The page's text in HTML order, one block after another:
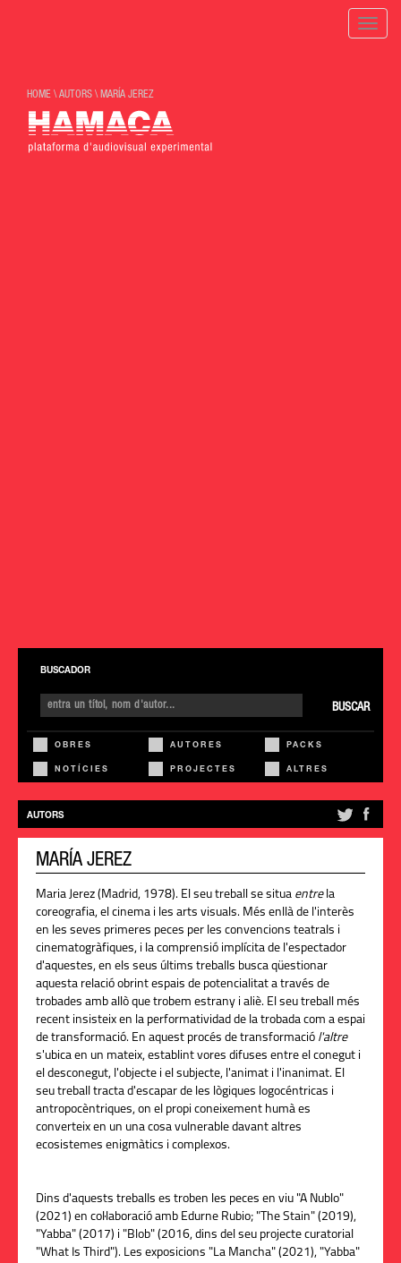
Toggle
HOME \AUTORS \ MARÍA JEREZ
BUSCADOR
BUSCAR
OBRES AUTORES PACKS
NOTÍCIES PROJECTES ALTRES
AUTORS
MARÍA JEREZ
Maria Jerez (Madrid, 1978). El seu treball se situa entrela
coreografia, el cinema i les arts visuals. Més enllà de l'interès
en les seves primeres peces per les convencions teatrals i
cinematogràfiques, i la comprensió implícita de l'espectador
d'aquestes, en els seus últims treballs busca qüestionar
aquesta relació obrint espais de potencialitat a través de
trobades amb allò que trobem estrany i aliè. El seu treball més
recent insisteix en la performatividad de la trobada com a espai
de transformació. En aquest procés de transformació l'altre
s'ubica en un mateix, establint vores difuses entre el conegut i
el desconegut, l'objecte i el subjecte, l'animat i l'inanimat. El
seu treball tracta d'escapar de les lògiques logocéntricas i
antropocèntriques, on el propi coneixement humà es
converteix en un una cosa vulnerable davant altres
ecosistemes enigmàtics i complexos.
Dins d'aquests treballs es troben les peces en viu "A Nublo"
(2021) en col·laboració amb Edurne Rubio; "The Stain" (2019),
"Yabba" (2017) i "Blob" (2016, dins del seu projecte curatorial
"What Is Third"). Les exposicions "La Mancha" (2021), "Yabba"